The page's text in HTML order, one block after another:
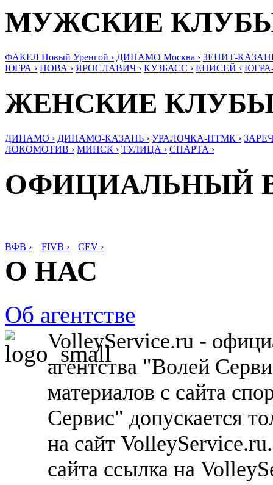
МУЖСКИЕ
ФАКЕЛ Новый Уренгой › ДИНАМО Москва › ЗЕНИТ-
ЮГРА › НОВА › ЯРОСЛАВИЧ › КУЗБАСС › ЕНИСЕЙ ›
ЖЕНСКИЕ
ДИНАМО › ДИНАМО-КАЗАНЬ › УРАЛОЧКА-НТМК ›
ЛОКОМОТИВ › МИНСК › ТУЛИЦА › СПАРТА ›
ОФИЦИАЛЬНЫЙ
ВФВ › FIVB › CEV ›
О НАС
Об агентстве
VolleyService.ru -
агентства "Волей
материалов с сайта
Сервис" допускается
на сайт
сайта ссылка на